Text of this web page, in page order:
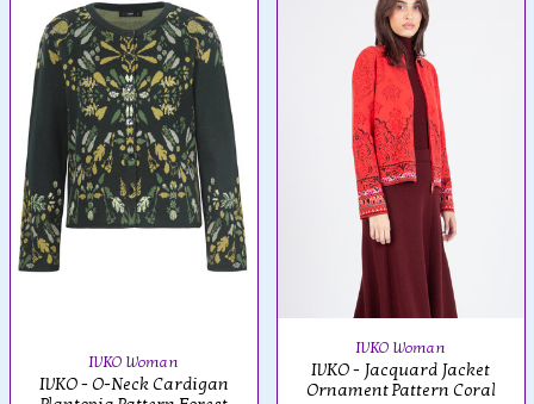
IVKO Woman
IVKO - O-Neck Cardigan
IVKO Woman
IVKO - Jacquard Jacket
Ornament Pattern Coral